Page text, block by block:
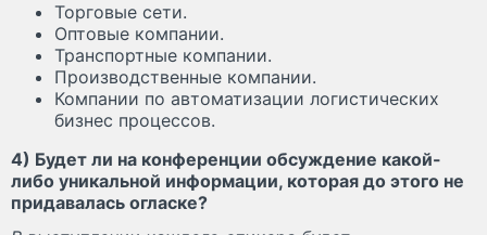
Торговые сети.
Оптовые компании.
Транспортные компании.
Производственные компании.
Компании по автоматизации логистических
бизнес процессов.
4) Будет ли на конференции обсуждение какой-
либо уникальной информации, которая до этого не
придавалась огласке?